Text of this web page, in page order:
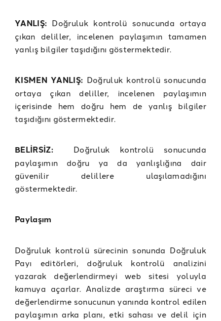
YANLIŞ: Doğruluk kontrolü sonucunda ortaya
çıkan deliller, incelenen paylaşımın tamamen
yanlış bilgiler taşıdığını göstermektedir.
KISMEN YANLIŞ: Doğruluk kontrolü sonucunda
ortaya çıkan deliller, incelenen paylaşımın
içerisinde hem doğru hem de yanlış bilgiler
taşıdığını göstermektedir.
BELİRSİZ:
Doğruluk kontrolü sonucunda
paylaşımın doğru ya da yanlışlığına dair
güvenilir delillere ulaşılamadığını
göstermektedir.
Paylaşım
Doğruluk kontrolü sürecinin sonunda Doğruluk
Payı editörleri, doğruluk kontrolü analizini
yazarak değerlendirmeyi web sitesi yoluyla
kamuya açarlar. Analizde araştırma süreci ve
değerlendirme sonucunun yanında kontrol edilen
paylaşımın arka planı, etki sahası ve delil için